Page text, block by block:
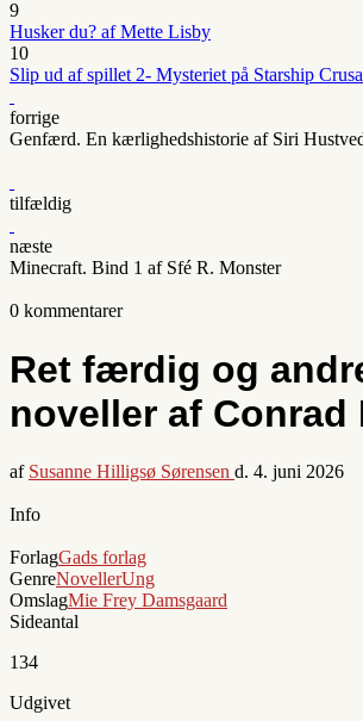
9
Husker du? af Mette Lisby
10
Slip ud af spillet 2- Mysteriet på Starship
forrige
Genfærd. En kærlighedshistorie af Siri
tilfældig
næste
Minecraft. Bind 1 af Sfé R. Monster
0 kommentarer
Ret færdig og
noveller af Conrad
af Susanne Hilligsø Sørensen d. 4. juni 2026
Info
ForlagGads forlag
GenreNovellerUng
OmslagMie Frey Damsgaard
Sideantal
134
Udgivet